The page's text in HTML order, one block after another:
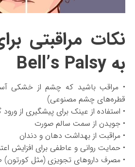
نکات مراقبتی
به Bell’s Palsy
• مراقب باشید که چشم از خشکی
قطره‌های چشم مصنوعی)
• استفاده از عینک برای پیشگیری از ورود
• جویدن از سمت سالم صورت
• مراقبت از بهداشت دهان و دندان
• حمایت روانی و عاطفی برای افزایش
• مصرف داروهای تجویزی (مثل